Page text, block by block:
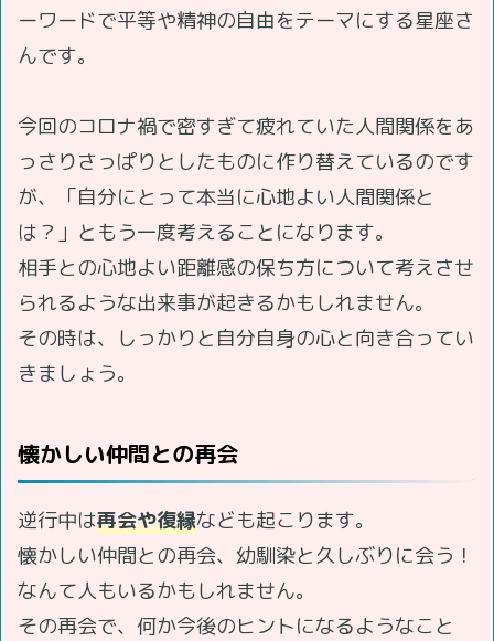
ーワードで平等や精神の自由をテーマにする星座さ
んです。
今回のコロナ禍で密すぎて疲れていた人間関係をあ
っさりさっぱりとしたものに作り替えているのです
が、「自分にとって本当に心地よい人間関係と
は？」ともう一度考えることになります。
相手との心地よい距離感の保ち方について考えさせ
られるような出来事が起きるかもしれません。
その時は、しっかりと自分自身の心と向き合ってい
きましょう。
懐かしい仲間との再会
逆行中は再会や復縁なども起こります。
懐かしい仲間との再会、幼馴染と久しぶりに会う！
なんて人もいるかもしれません。
その再会で、何か今後のヒントになるようなこと